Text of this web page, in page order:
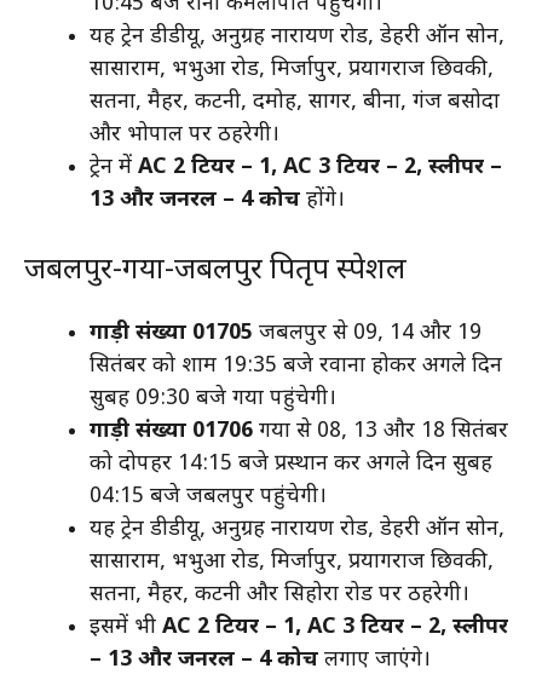
यह ट्रेन डीडीयू, अनुग्रह नारायण रोड, डेहरी ऑन सोन,
सासाराम, भभुआ रोड, मिर्जापुर, प्रयागराज छिवकी,
सतना, मैहर, कटनी, दमोह, सागर, बीना, गंज बसोदा
और भोपाल पर ठहरेगी।
ट्रेन में AC 2 टियर – 1, AC 3 टियर – 2, स्लीपर –
13 और जनरल – 4 कोच होंगे।
जबलपुर-गया-जबलपुर पितृपक्ष स्पेशल
गाड़ी संख्या 01705 जबलपुर से 09, 14 और 19
सितंबर को शाम 19:35 बजे रवाना होकर अगले दिन
सुबह 09:30 बजे गया पहुंचेगी।
गाड़ी संख्या 01706 गया से 08, 13 और 18 सितंबर
को दोपहर 14:15 बजे प्रस्थान कर अगले दिन सुबह
04:15 बजे जबलपुर पहुंचेगी।
यह ट्रेन डीडीयू, अनुग्रह नारायण रोड, डेहरी ऑन सोन,
सासाराम, भभुआ रोड, मिर्जापुर, प्रयागराज छिवकी,
सतना, मैहर, कटनी और सिहोरा रोड पर ठहरेगी।
इसमें भी AC 2 टियर – 1, AC 3 टियर – 2, स्लीपर
– 13 और जनरल – 4 कोच लगाए जाएंगे।